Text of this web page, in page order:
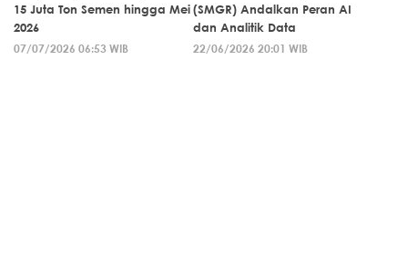
15 Juta Ton Semen hingga Mei
2026
07/07/2026 06:53 WIB
(SMGR) Andalkan Peran AI
dan Analitik Data
22/06/2026 20:01 WIB